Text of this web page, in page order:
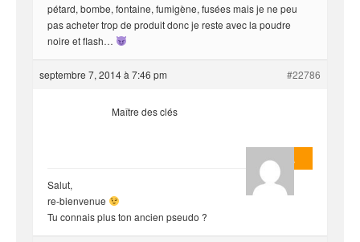
pétard, bombe, fontaine, fumigène, fusées mais je ne peu
pas acheter trop de produit donc je reste avec la poudre
noire et flash…
septembre 7, 2014 à 7:46 pm #22786
Masterjoa
Maître des clés
Salut,
re-bienvenue
Tu connais plus ton ancien pseudo ?